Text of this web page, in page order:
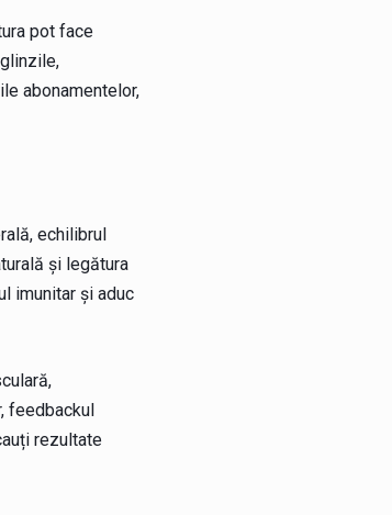
pot face
abonamentelor,
echilibrul
și legătura
imunitar și aduc
feedbackul
rezultate